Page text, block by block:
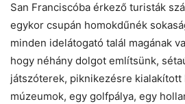
San Franciscóba érkező turisták
egykor csupán homokdűnék
minden idelátogató talál magának
hogy néhány dolgot említsünk,
játszóterek, piknikezésre kialakított
múzeumok, egy golfpálya, egy